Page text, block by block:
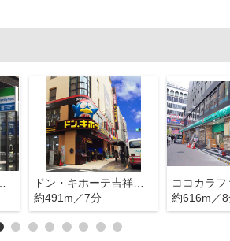
祥寺通り店
ドン・キホーテ吉祥寺駅前店
約491m／7分
約616m／